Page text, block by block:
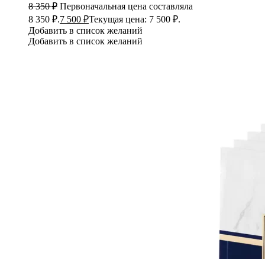
8 350₽ Первоначальная цена составляла
8 350 ₽.7 500 ₽Текущая цена: 7 500 ₽.
Добавить в список желаний
Добавить в список желаний